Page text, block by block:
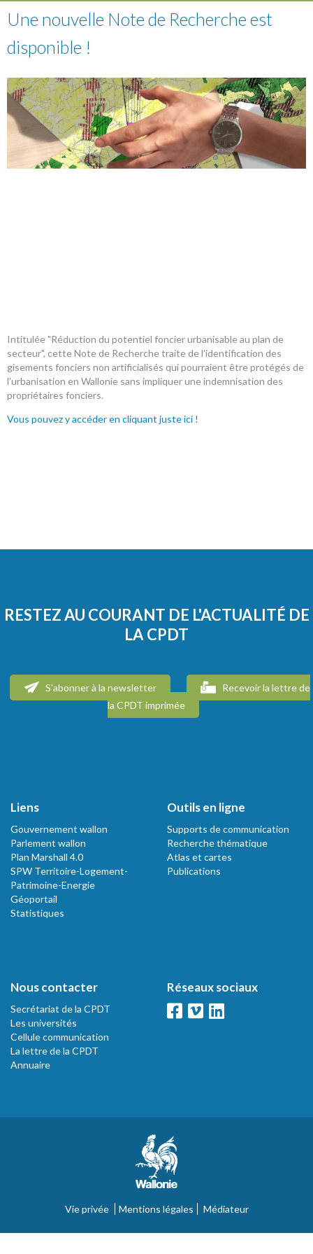
Une nouvelle Note de Recherche est
disponible !
Intitulée "Réduction du potentiel foncier urbanisable au plan de
secteur", cette Note de Recherche traite de l’identification des
gisements fonciers non artificialisés qui pourraient être protégés de
l’urbanisation en Wallonie sans impliquer une indemnisation des
propriétaires fonciers.
Vous pouvez y accéder en cliquant juste ici !
RESTEZ AU COURANT DE L'ACTUALITÉ DE
LA CPDT
S'abonner à la newsletter
Recevoir la lettre de
la CPDT imprimée
Liens
Gouvernement wallon
Parlement wallon
Plan Marshall 4.0
SPW Territoire-Logement-
Patrimoine-Energie
Géoportail
Statistiques
Outils en ligne
Supports de communication
Recherche thématique
Atlas et cartes
Publications
Nous contacter
Secrétariat de la CPDT
Les universités
Cellule communication
La lettre de la CPDT
Annuaire
Réseaux sociaux
Vie privée Mentions légales Médiateur